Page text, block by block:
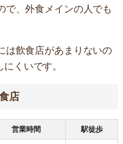
で、外食メインの人でも
は飲食店があまりないの
くいです。
店
営業時間 駅徒歩